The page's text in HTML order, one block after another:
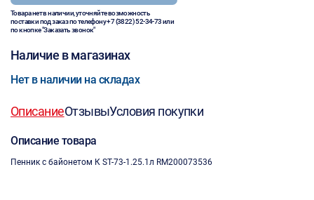
Товара нет в наличии, уточняйте возможность
поставки под заказ по телефону+7 (3822) 52-34-73или
по кнопке "Заказать звонок"
Наличие в магазинах
Нет в наличии на складах
ОписаниеОтзывыУсловия покупки
Описание товара
Пенник с байонетом К ST-73-1.25.1л RM200073536